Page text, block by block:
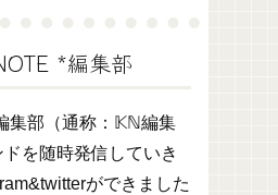
*編集部
部（通称：𝕂ℕ編集
を随時発信していき
ができました